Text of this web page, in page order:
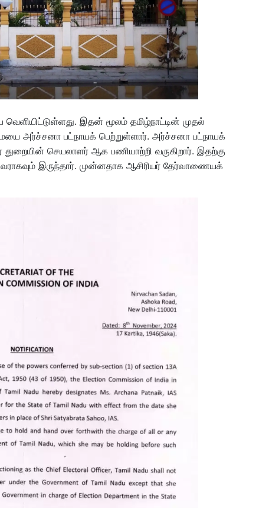
வெளியிட்டுள்ளது. இதன் மூலம் தமிழ்நாட்டின் முதல்
அர்ச்சனா பட்நாயக் பெற்றுள்ளார். அர்ச்சனா பட்நாயக்
துறையின் செயலாளர் ஆக பணியாற்றி வருகிறார். இதற்கு
இருந்தார். முன்னதாக ஆசிரியர் தேர்வாணையக்